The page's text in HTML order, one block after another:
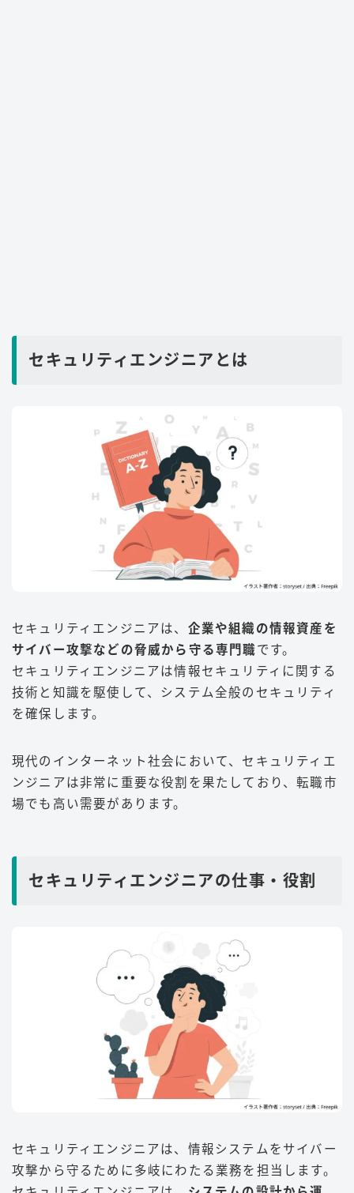
セキュリティエンジニアとは
セキュリティエンジニアは、 企業や組織の情報資産を
サイバー攻撃などの脅威から守る専門職 です。
セキュリティエンジニアは情報セキュリティに関する
技術と知識を駆使して、システム全般のセキュリティ
を確保します。
現代のインターネット社会において、セキュリティエ
ンジニアは非常に重要な役割を果たしており、転職市
場でも高い需要があります。
セキュリティエンジニアの仕事・役割
セキュリティエンジニアは、情報システムをサイバー
攻撃から守るために多岐にわたる業務を担当します。